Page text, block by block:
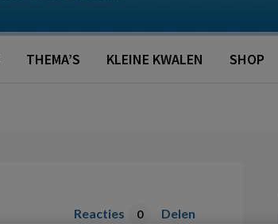
THEMA’S KLEINE KWALEN SHOP
Reacties 0 Delen